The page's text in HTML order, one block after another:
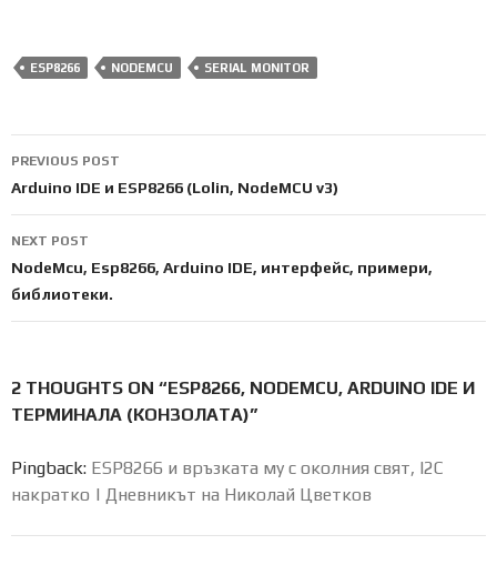
ESP8266 NODEMCU SERIAL MONITOR
Post
navigation
PREVIOUS POST
Arduino IDE и ESP8266 (Lolin, NodeMCU v3)
NEXT POST
NodeMcu, Esp8266, Arduino IDE, интерфейс, примери,
библиотеки.
2 THOUGHTS ON “ESP8266, NODEMCU, ARDUINO IDE И
ТЕРМИНАЛА (КОНЗОЛАТА)”
Pingback: ESP8266 и връзката му с околния свят, I2C
накратко | Дневникът на Николай Цветков